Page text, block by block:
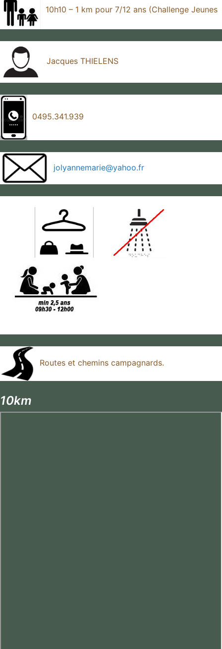
10h10 – 1 km pour 7/12 ans (Challenge Jeunes
Jacques THIELENS
0495.341.939
jolyannemarie@yahoo.fr
Routes et chemins campagnards.
10km